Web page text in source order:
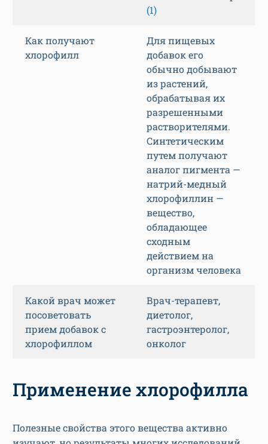
(1)
Как получают
хлорофилл
Для пищевых
добавок его
обычно добывают
из растений,
обрабатывая их
разрешенными
растворителями.
Синтетическим
путем получают
аналог пигмента —
натрий-медный
хлорофиллин —
вещество,
обладающее
сходным
действием на
организм человека
Какой врач может
посоветовать
прием добавок с
хлорофиллом
Врач-терапевт,
диетолог,
гастроэнтеролог,
онколог
Применение хлорофилла
Полезные свойства этого вещества активно